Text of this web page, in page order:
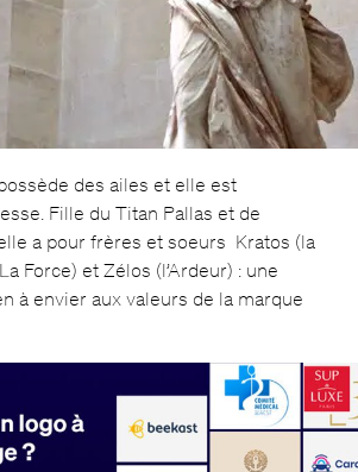
des ailes et elle est
Fille du Titan Pallas et de
elle a pour frères et soeurs Kratos (la
Force) et Zélos (l’Ardeur) : une
à envier aux valeurs de la marque